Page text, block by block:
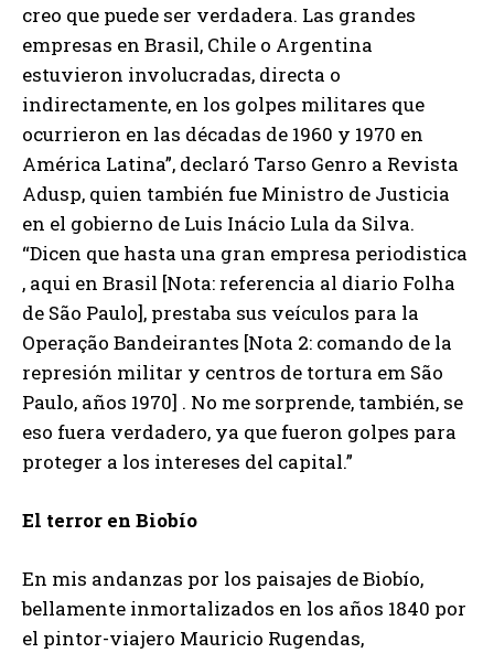
creo que puede ser verdadera. Las grandes
empresas en Brasil, Chile o Argentina
estuvieron involucradas, directa o
indirectamente, en los golpes militares que
ocurrieron en las décadas de 1960 y 1970 en
América Latina”, declaró Tarso Genro a Revista
Adusp, quien también fue Ministro de Justicia
en el gobierno de Luis Inácio Lula da Silva.
“Dicen que hasta una gran empresa periodistica
, aqui en Brasil [Nota: referencia al diario Folha
de São Paulo], prestaba sus veículos para la
Operação Bandeirantes [Nota 2: comando de la
represión militar y centros de tortura em São
Paulo, años 1970] . No me sorprende, también, se
eso fuera verdadero, ya que fueron golpes para
proteger a los intereses del capital.”
El terror en Biobío
En mis andanzas por los paisajes de Biobío,
bellamente inmortalizados en los años 1840 por
el pintor-viajero Mauricio Rugendas,